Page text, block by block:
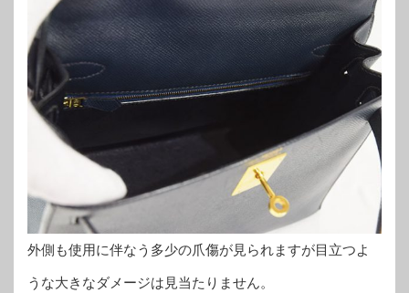
外側も使用に伴なう多少の爪傷が見られますが目立つよ
うな大きなダメージは見当たりません。